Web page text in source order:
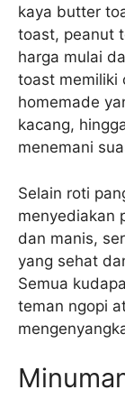
kaya butter
toast, peanut
harga mulai
toast memiliki
homemade
kacang,
menemani
Selain roti
menyediakan
dan manis,
yang sehat
Semua
teman ngopi